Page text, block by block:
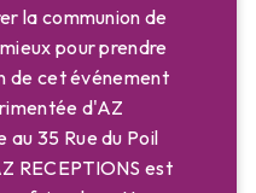
la communion de
pour prendre
de cet événement
d'AZ
au 35 Rue du Poil
RECEPTIONS est